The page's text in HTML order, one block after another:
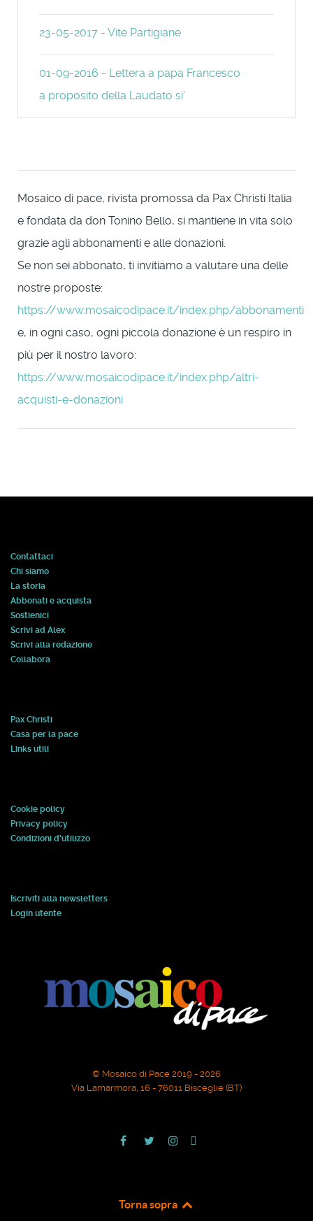
23-05-2017 - Vite Partigiane
01-09-2016 - Lettera a papa Francesco
a proposito della Laudato si’
Mosaico di pace, rivista promossa da Pax Christi Italia
e fondata da don Tonino Bello, si mantiene in vita solo
grazie agli abbonamenti e alle donazioni.
Se non sei abbonato, ti invitiamo a valutare una delle
nostre proposte:
https://www.mosaicodipace.it/index.php/abbonamenti
e, in ogni caso, ogni piccola donazione è un respiro in
più per il nostro lavoro:
https://www.mosaicodipace.it/index.php/altri-
acquisti-e-donazioni
Contattaci
Chi siamo
La storia
Abbonati e acquista
Sostienici
Scrivi ad Alex
Scrivi alla redazione
Collabora
Pax Christi
Casa per la pace
Links utili
Cookie policy
Privacy policy
Condizioni d'utilizzo
Iscriviti alla newsletters
Login utente
© Mosaico di Pace 2019 - 2026
Via Lamarmora, 16 - 76011 Bisceglie (BT)
Torna sopra